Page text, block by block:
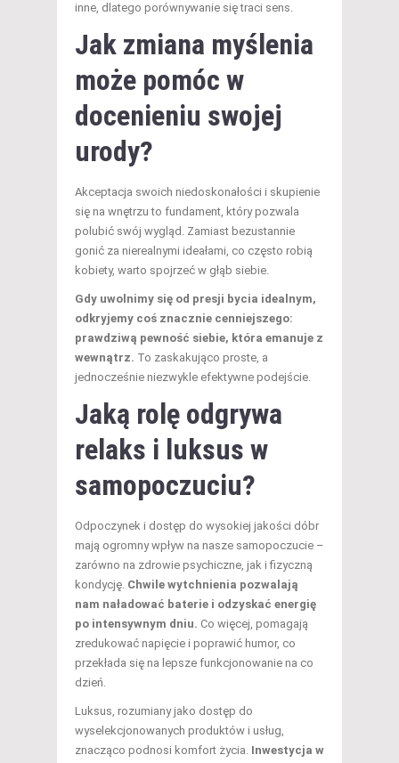
inne, dlatego porównywanie się traci sens.
Jak zmiana myślenia
może pomóc w
docenieniu swojej
urody?
Akceptacja swoich niedoskonałości i skupienie
się na wnętrzu to fundament, który pozwala
polubić swój wygląd. Zamiast bezustannie
gonić za nierealnymi ideałami, co często robią
kobiety, warto spojrzeć w głąb siebie.
Gdy uwolnimy się od presji bycia idealnym,
odkryjemy coś znacznie cenniejszego:
prawdziwą pewność siebie, która emanuje z
wewnątrz. To zaskakująco proste, a
jednocześnie niezwykle efektywne podejście.
Jaką rolę odgrywa
relaks i luksus w
samopoczuciu?
Odpoczynek i dostęp do wysokiej jakości dóbr
mają ogromny wpływ na nasze samopoczucie –
zarówno na zdrowie psychiczne, jak i fizyczną
kondycję. Chwile wytchnienia pozwalają
nam naładować baterie i odzyskać energię
po intensywnym dniu. Co więcej, pomagają
zredukować napięcie i poprawić humor, co
przekłada się na lepsze funkcjonowanie na co
dzień.
Luksus, rozumiany jako dostęp do
wyselekcjonowanych produktów i usług,
znacząco podnosi komfort życia. Inwestycja w